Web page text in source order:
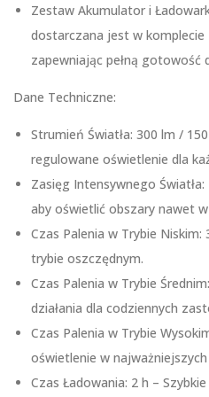
Zestaw Akumulator i
dostarczana jest w komplecie
zapewniając pełną gotowość
Dane Techniczne:
Strumień Światła: 300 lm /
regulowane oświetlenie dla
Zasięg Intensywnego
aby oświetlić obszary nawet
Czas Palenia w Trybie Niskim:
trybie oszczędnym.
Czas Palenia w Trybie
działania dla codziennych
Czas Palenia w Trybie
oświetlenie w najważniejszych
Czas Ładowania: 2 h –